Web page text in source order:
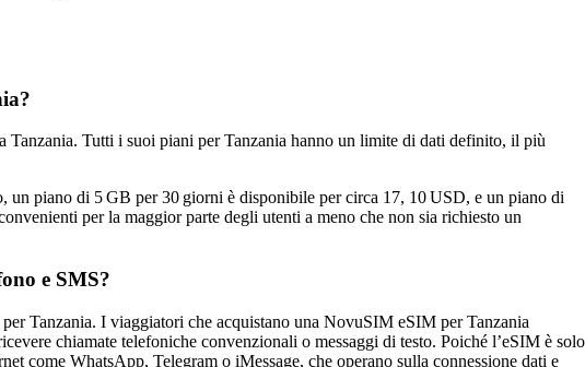
Tutti i suoi piani per Tanzania hanno un limite di dati definito, il più
piano di 5 GB per 30 giorni è disponibile per circa 17, 10 USD, e un piano di
per la maggior parte degli utenti a meno che non sia richiesto un
e SMS?
Tanzania. I viaggiatori che acquistano una NovuSIM eSIM per Tanzania
chiamate telefoniche convenzionali o messaggi di testo. Poiché l’eSIM è solo
come WhatsApp, Telegram o iMessage, che operano sulla connessione dati e